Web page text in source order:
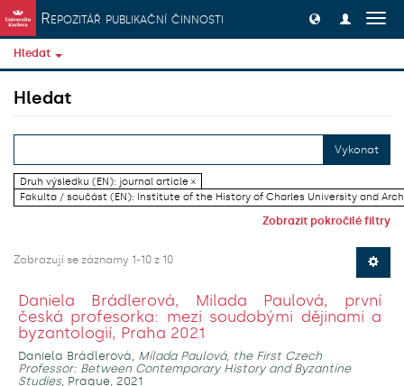
Přeskočit na obsah
Repozitář publikační činnosti
Hledat
Hledat
Vykonat
Druh výsledku (EN): journal article ×
Fakulta / součást (EN): Institute of the History of Charles University and
Zobrazit pokročilé filtry
Zobrazují se záznamy 1-10 z 10
Daniela Brádlerová, Milada Paulová, první
česká profesorka: mezi soudobými dějinami a
byzantologií, Praha 2021
Daniela Brádlerová, Milada Paulová, the First Czech
Professor: Between Contemporary History and Byzantine
Studies, Prague, 2021